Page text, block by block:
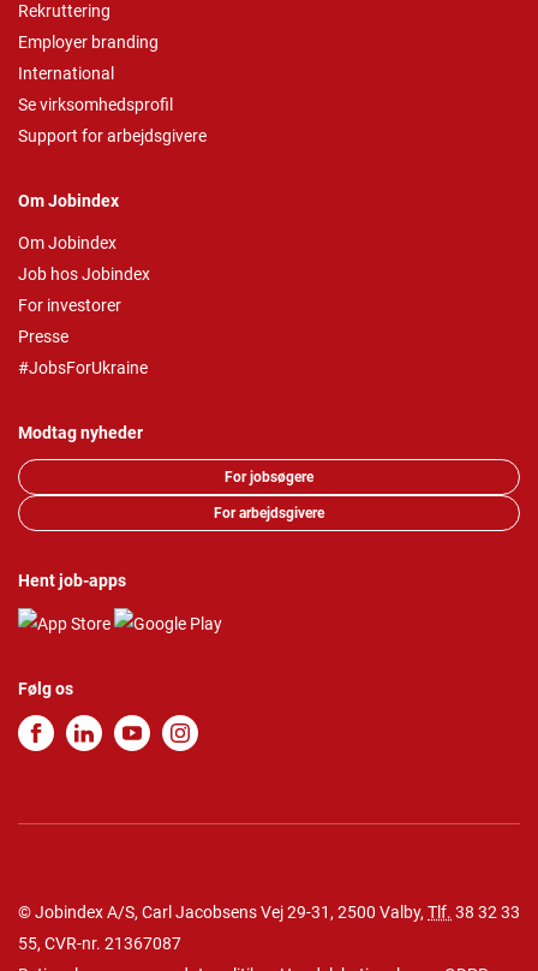
Rekruttering
Employer branding
International
Se virksomhedsprofil
Support for arbejdsgivere
Om Jobindex
Om Jobindex
Job hos Jobindex
For investorer
Presse
#JobsForUkraine
Modtag nyheder
For jobsøgere
For arbejdsgivere
Hent job-apps
Følg os
© Jobindex A/S, Carl Jacobsens Vej 29-31, 2500 Valby, Tlf. 38 32 33
55, CVR-nr. 21367087